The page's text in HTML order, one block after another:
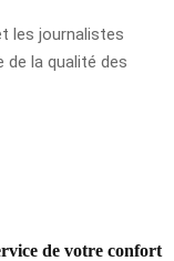
les journalistes
de la qualité des
de votre confort